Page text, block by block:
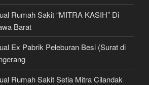
Rumah Sakit “MITRA KASIH” Di
Barat
Ex Pabrik Peleburan Besi (Surat di
Rumah Sakit Setia Mitra Cilandak